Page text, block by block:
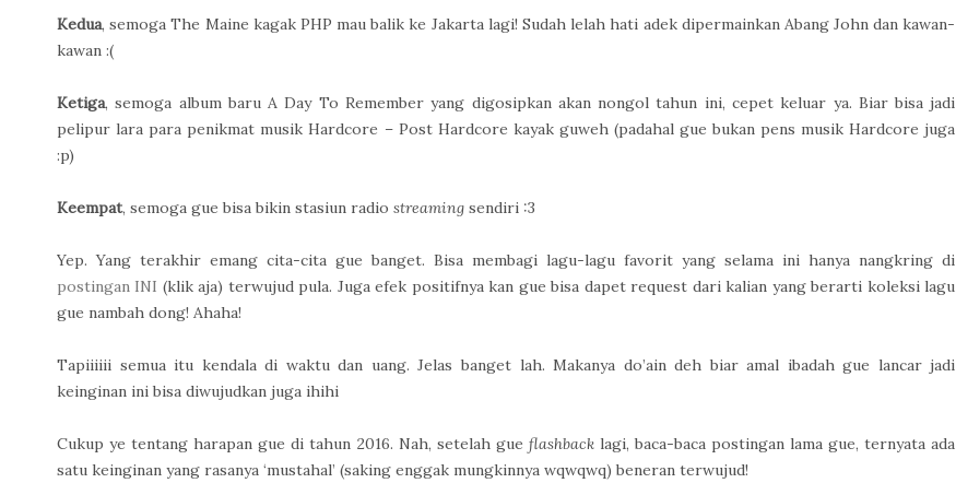
Kedua, semoga The Maine kagak PHP mau balik ke Jakarta lagi! Sudah lelah hati adek dipermainkan Abang John dan kawan-
kawan :(
Ketiga, semoga album baru A Day To Remember yang digosipkan akan nongol tahun ini, cepet keluar ya. Biar bisa jadi
pelipur lara para penikmat musik Hardcore – Post Hardcore kayak guweh (padahal gue bukan pens musik Hardcore juga
:p)
Keempat, semoga gue bisa bikin stasiun radio streaming sendiri :3
Yep. Yang terakhir emang cita-cita gue banget. Bisa membagi lagu-lagu favorit yang selama ini hanya nangkring di
postingan INI (klik aja) terwujud pula. Juga efek positifnya kan gue bisa dapet request dari kalian yang berarti koleksi lagu
gue nambah dong! Ahaha!
Tapiiiiii semua itu kendala di waktu dan uang. Jelas banget lah. Makanya do’ain deh biar amal ibadah gue lancar jadi
keinginan ini bisa diwujudkan juga ihihi
Cukup ye tentang harapan gue di tahun 2016. Nah, setelah gue flashbacklagi, baca-baca postingan lama gue, ternyata ada
satu keinginan yang rasanya ‘mustahal’ (saking enggak mungkinnya wqwqwq) beneran terwujud!